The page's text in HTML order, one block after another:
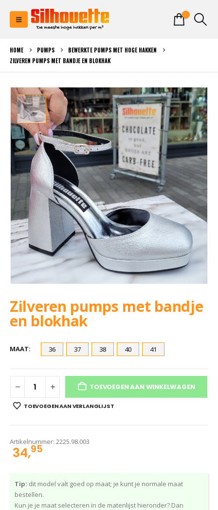
HOME PUMPS
BEWERKTE PUMPS MET HOGE HAKKEN
ZILVEREN PUMPS MET BANDJE EN BLOKHAK
Zilveren pumps met bandje
en blokhak
MAAT 36 37 38 40 41
TOEVOEGEN AAN WINKELWAGEN
TOEVOEGEN AAN VERLANGLIJST
Artikelnummer: 2225.98.003
34,95
Tip: dit model valt goed op maat; je kunt je normale maat
bestellen.
Kun je je maat selecteren in de matenlijst hieronder? Dan